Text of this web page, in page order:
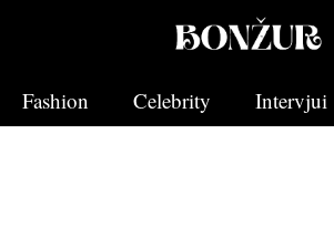
Fashion
Celebrity Intervjui